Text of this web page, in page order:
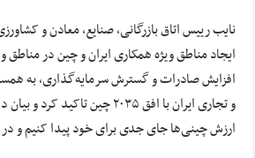
نایب رییس اتاق بازرگانی، صنایع، معادن و کشاورزی
ایجاد مناطق ویژه همکاری ایران و چین در مناطق
افزایش صادرات و گسترش سرمایه‌گذاری، به
و تجاری ایران با افق ۲۰۳۵ چین
ارزش چینی‌ها جای جدی برای خود پیدا کنیم و در